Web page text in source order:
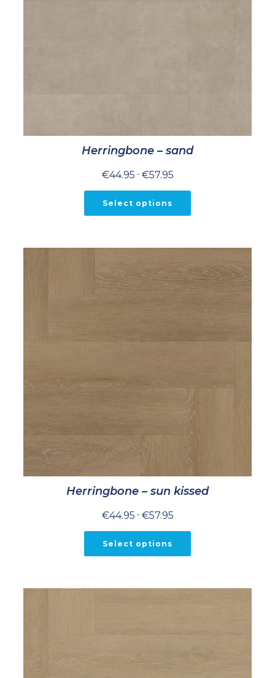
Herringbone – sand
€44.95 - €57.95Prijsklasse:
tot
Select options
Herringbone – sun kissed
€44.95 - €57.95Prijsklasse:
tot
Select options